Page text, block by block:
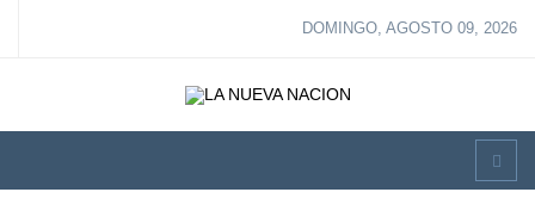
DOMINGO, AGOSTO 09, 2026